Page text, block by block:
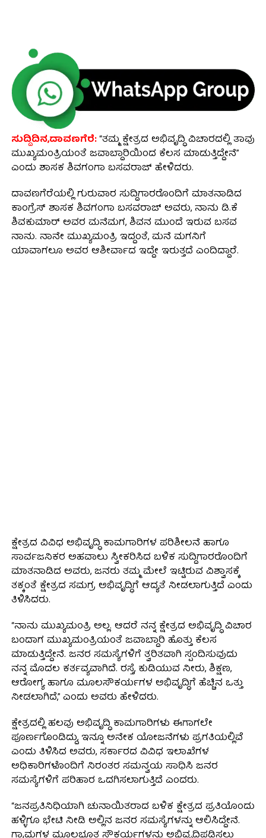
ಸುದ್ದಿದಿನ,ದಾವಣಗೆರೆ:“ತಮ್ಮ ಕ್ಷೇತ್ರದ ಅಭಿವೃದ್ಧಿ ವಿಚಾರದಲ್ಲಿ ತಾವು
ಮುಖ್ಯಮಂತ್ರಿಯಂತೆ ಜವಾಬ್ದಾರಿಯಿಂದ ಕೆಲಸ ಮಾಡುತ್ತಿದ್ದೇನೆ”
ಎಂದು ಶಾಸಕ ಶಿವಗಂಗಾ ಬಸವರಾಜ್ ಹೇಳಿದರು.
ದಾವಣಗೆರೆಯಲ್ಲಿ ಗುರುವಾರ ಸುದ್ದಿಗಾರರೊಂದಿಗೆ ಮಾತನಾಡಿದ
ಕಾಂಗ್ರೆಸ್ ಶಾಸಕ ಶಿವಗಂಗಾ ಬಸವರಾಜ್ ಅವರು, ನಾನು ಡಿ.ಕೆ
ಶಿವಕುಮಾರ್‌ ಅವರ ಮನೆಮಗ, ಶಿವನ ಮುಂದೆ ಇರುವ ಬಸವ
ನಾನು. ನಾನೇ ಮುಖ್ಯಮಂತ್ರಿ ಇದ್ದಂತೆ, ಮನೆ ಮಗನಿಗೆ
ಯಾವಾಗಲೂ ಅವರ ಆಶೀರ್ವಾದ ಇದ್ದೇ ಇರುತ್ತದೆ ಎಂದಿದ್ದಾರೆ.
ಕ್ಷೇತ್ರದ ವಿವಿಧ ಅಭಿವೃದ್ಧಿ ಕಾಮಗಾರಿಗಳ ಪರಿಶೀಲನೆ ಹಾಗೂ
ಸಾರ್ವಜನಿಕರ ಅಹವಾಲು ಸ್ವೀಕರಿಸಿದ ಬಳಿಕ ಸುದ್ದಿಗಾರರೊಂದಿಗೆ
ಮಾತನಾಡಿದ ಅವರು, ಜನರು ತಮ್ಮ ಮೇಲೆ ಇಟ್ಟಿರುವ ವಿಶ್ವಾಸಕ್ಕೆ
ತಕ್ಕಂತೆ ಕ್ಷೇತ್ರದ ಸಮಗ್ರ ಅಭಿವೃದ್ಧಿಗೆ ಆದ್ಯತೆ ನೀಡಲಾಗುತ್ತಿದೆ ಎಂದು
ತಿಳಿಸಿದರು.
“ನಾನು ಮುಖ್ಯಮಂತ್ರಿ ಅಲ್ಲ. ಆದರೆ ನನ್ನ ಕ್ಷೇತ್ರದ ಅಭಿವೃದ್ಧಿ ವಿಚಾರ
ಬಂದಾಗ ಮುಖ್ಯಮಂತ್ರಿಯಂತೆ ಜವಾಬ್ದಾರಿ ಹೊತ್ತು ಕೆಲಸ
ಮಾಡುತ್ತಿದ್ದೇನೆ. ಜನರ ಸಮಸ್ಯೆಗಳಿಗೆ ತ್ವರಿತವಾಗಿ ಸ್ಪಂದಿಸುವುದು
ನನ್ನ ಮೊದಲ ಕರ್ತವ್ಯವಾಗಿದೆ. ರಸ್ತೆ, ಕುಡಿಯುವ ನೀರು, ಶಿಕ್ಷಣ,
ಆರೋಗ್ಯ ಹಾಗೂ ಮೂಲಸೌಕರ್ಯಗಳ ಅಭಿವೃದ್ಧಿಗೆ ಹೆಚ್ಚಿನ ಒತ್ತು
ನೀಡಲಾಗಿದೆ,” ಎಂದು ಅವರು ಹೇಳಿದರು.
ಕ್ಷೇತ್ರದಲ್ಲಿ ಹಲವು ಅಭಿವೃದ್ಧಿ ಕಾಮಗಾರಿಗಳು ಈಗಾಗಲೇ
ಪೂರ್ಣಗೊಂಡಿದ್ದು, ಇನ್ನೂ ಅನೇಕ ಯೋಜನೆಗಳು ಪ್ರಗತಿಯಲ್ಲಿವೆ
ಎಂದು ತಿಳಿಸಿದ ಅವರು, ಸರ್ಕಾರದ ವಿವಿಧ ಇಲಾಖೆಗಳ
ಅಧಿಕಾರಿಗಳೊಂದಿಗೆ ನಿರಂತರ ಸಮನ್ವಯ ಸಾಧಿಸಿ ಜನರ
ಸಮಸ್ಯೆಗಳಿಗೆ ಪರಿಹಾರ ಒದಗಿಸಲಾಗುತ್ತಿದೆ ಎಂದರು.
“ಜನಪ್ರತಿನಿಧಿಯಾಗಿ ಚುನಾಯಿತರಾದ ಬಳಿಕ ಕ್ಷೇತ್ರದ ಪ್ರತಿಯೊಂದು
ಹಳ್ಳಿಗೂ ಭೇಟಿ ನೀಡಿ ಅಲ್ಲಿನ ಜನರ ಸಮಸ್ಯೆಗಳನ್ನು ಆಲಿಸಿದ್ದೇನೆ.